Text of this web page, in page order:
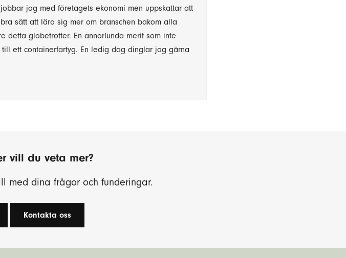
jag med företagets ekonomi men uppskattar att
sätt att lära sig mer om branschen bakom alla
detta globetrotter. En annorlunda merit som inte
ett containerfartyg. En ledig dag dinglar jag gärna
vill du veta mer?
med dina frågor och funderingar.
Kontakta oss